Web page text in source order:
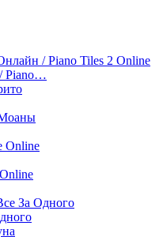
Piano…